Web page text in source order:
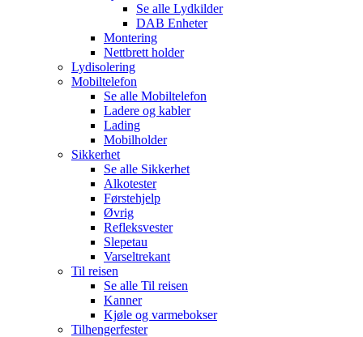
Se alle Lydkilder
DAB Enheter
Montering
Nettbrett holder
Lydisolering
Mobiltelefon
Se alle Mobiltelefon
Ladere og kabler
Lading
Mobilholder
Sikkerhet
Se alle Sikkerhet
Alkotester
Førstehjelp
Øvrig
Refleksvester
Slepetau
Varseltrekant
Til reisen
Se alle Til reisen
Kanner
Kjøle og varmebokser
Tilhengerfester